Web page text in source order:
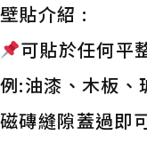
壁貼介紹 :
可貼於任何平
例:油漆、木板、
磁磚縫隙蓋過即